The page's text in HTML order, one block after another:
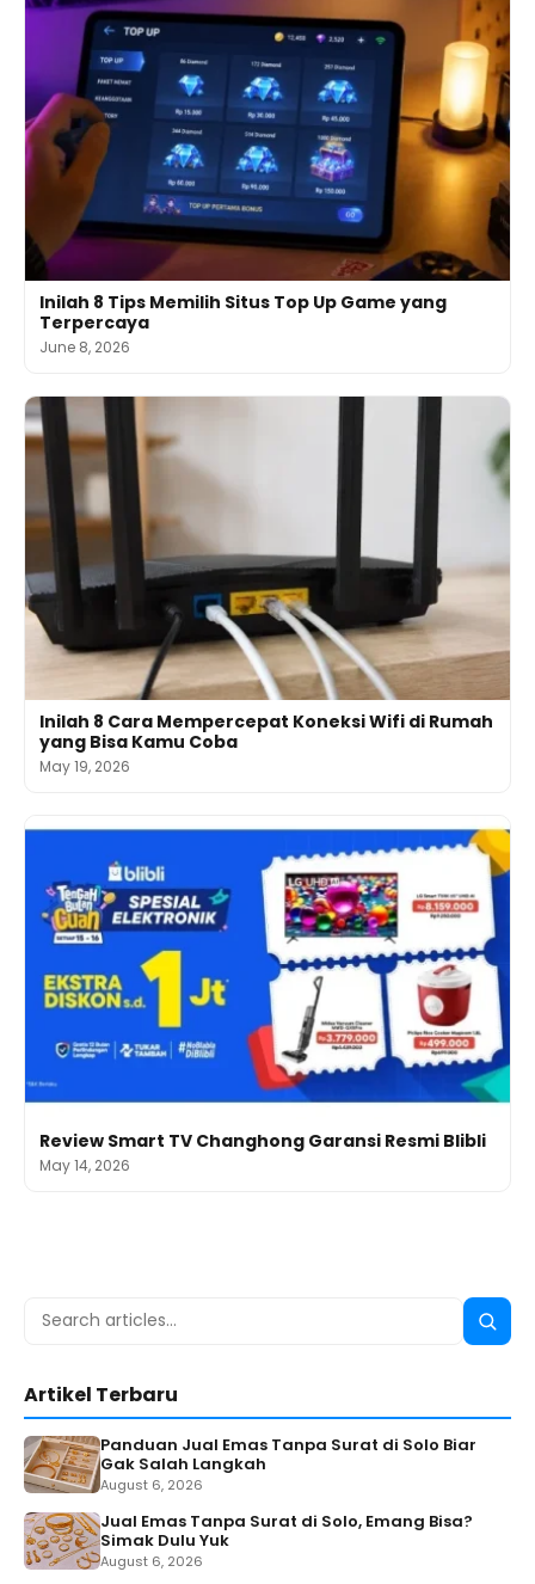
Inilah 8 Tips Memilih Situs Top Up Game yang
Terpercaya
June 8, 2026
Inilah 8 Cara Mempercepat Koneksi Wifi di Rumah
yang Bisa Kamu Coba
May 19, 2026
Review Smart TV Changhong Garansi Resmi Blibli
May 14, 2026
Search
Search
Artikel Terbaru
Panduan Jual Emas Tanpa Surat di Solo Biar
Gak Salah Langkah
August 6, 2026
Jual Emas Tanpa Surat di Solo, Emang Bisa?
Simak Dulu Yuk
August 6, 2026